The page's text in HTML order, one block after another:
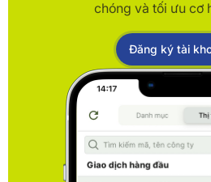
chóng và tối ưu cơ
Đăng ký tài